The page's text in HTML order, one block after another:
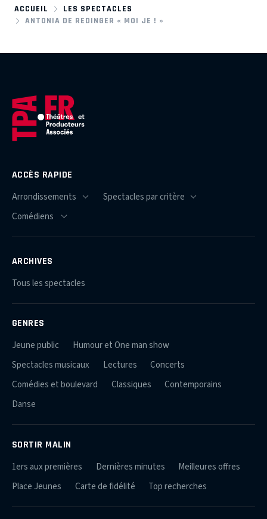
ACCUEIL
LES SPECTACLES
ANTONIA DE REDINGER « MOI JE ! »
ACCÈS RAPIDE
ARCHIVES
Tous les spectacles
GENRES
Jeune public
Humour et One man show
Spectacles musicaux
Lectures
Concerts
Comédies et boulevard
Classiques
Contemporains
Danse
SORTIR MALIN
1ers aux premières Dernières minutes
Meilleures offres
Place Jeunes
Carte de fidélité Top recherches